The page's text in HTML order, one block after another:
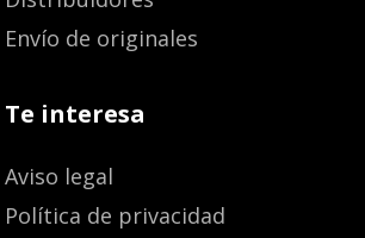
Envío de originales
Te interesa
Aviso legal
Política de privacidad